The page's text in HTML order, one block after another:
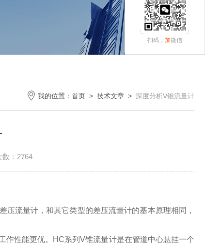
我的位置： 首页 > 技术文章 > 深度分析V锥流量计
数：2764
压流量计，和其它类型的差压流量计的基本原理相同，
作性能更优。 HC系列V锥流量计是在管道中心悬挂一个
扫码， 加微信